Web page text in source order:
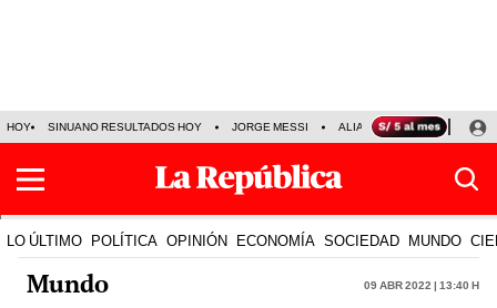
HOY SINUANO RESULTADOS HOY JORGE MESSI ALIANZA LIMA VS SPORT
LO ÚLTIMO POLÍTICA OPINIÓN ECONOMÍA SOCIEDAD MUNDO
Mundo 09 Abr 2022 | 13:40 h